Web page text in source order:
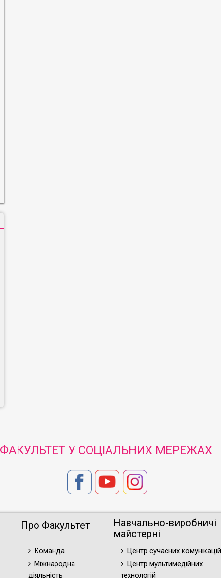
ФАКУЛЬТЕТ У СОЦІАЛЬНИХ МЕРЕЖАХ
Про Факультет
Команда
Міжнародна
діяльність
Навчально-виробничі
майстерні
Центр сучасних комунікацій
Центр мультимедійних
технологій